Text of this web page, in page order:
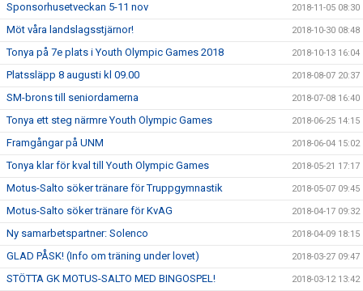
Sponsorhusetveckan 5-11 nov 2018-11-05 08:30
Möt våra landslagsstjärnor! 2018-10-30 08:48
Tonya på 7e plats i Youth Olympic Games 2018 2018-10-13 16:04
Platssläpp 8 augusti kl 09.00 2018-08-07 20:37
SM-brons till seniordamerna 2018-07-08 16:40
Tonya ett steg närmre Youth Olympic Games 2018-06-25 14:15
Framgångar på UNM 2018-06-04 15:02
Tonya klar för kval till Youth Olympic Games 2018-05-21 17:17
Motus-Salto söker tränare för Truppgymnastik 2018-05-07 09:45
Motus-Salto söker tränare för KvAG 2018-04-17 09:32
Ny samarbetspartner: Solenco 2018-04-09 18:15
GLAD PÅSK! (Info om träning under lovet) 2018-03-27 09:47
STÖTTA GK MOTUS-SALTO MED BINGOSPEL! 2018-03-12 13:42